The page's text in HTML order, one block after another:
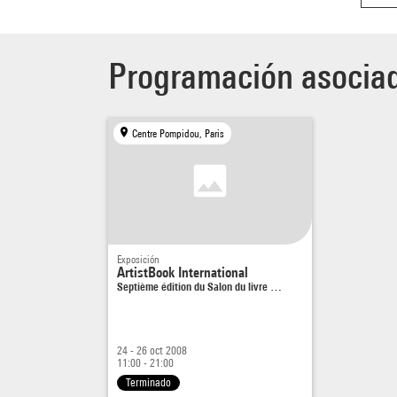
Programación
Centre Pompidou, Paris
Exposición
ArtistBook International
Septième édition du Salon du livre …
24 - 26 oct 2008
11:00 - 21:00
Terminado